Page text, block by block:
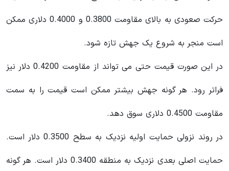
حرکت صعودی به بالای مقاومت 0.3800 و 0.4000 دلاری ممکن
است منجر به شروع یک جهش تازه شود.
در این صورت قیمت حتی می تواند از مقاومت 0.4200 دلار نیز
فراتر رود. هر گونه جهش بیشتر ممکن است قیمت را به سمت
مقاومت 0.4500 دلاری سوق دهد.
در روند نزولی حمایت اولیه نزدیک به سطح 0.3500 دلار است.
حمایت اصلی بعدی نزدیک به منطقه 0.3400 دلار است. هر گونه